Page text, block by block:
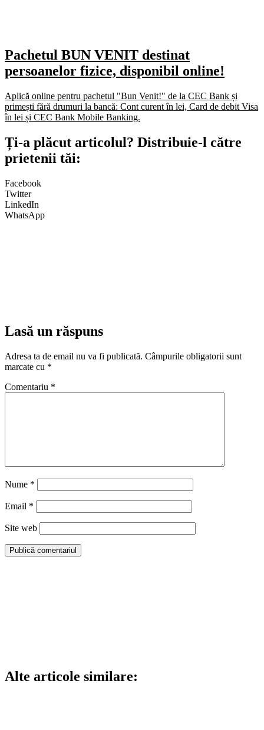
Pachetul BUN VENIT destinat
persoanelor fizice, disponibil online!
Aplică online pentru pachetul "Bun Venit!" de la CEC Bank și
primești fără drumuri la bancă: Cont curent în lei, Card de debit Visa
în lei și CEC Bank Mobile Banking.​
Ți-a plăcut articolul? Distribuie-l către
prietenii tăi:
Facebook
Twitter
LinkedIn
WhatsApp
Lasă un răspuns
Adresa ta de email nu va fi publicată. Câmpurile obligatorii sunt
marcate cu *
Comentariu *
Nume *
Email *
Site web
Alte articole similare: